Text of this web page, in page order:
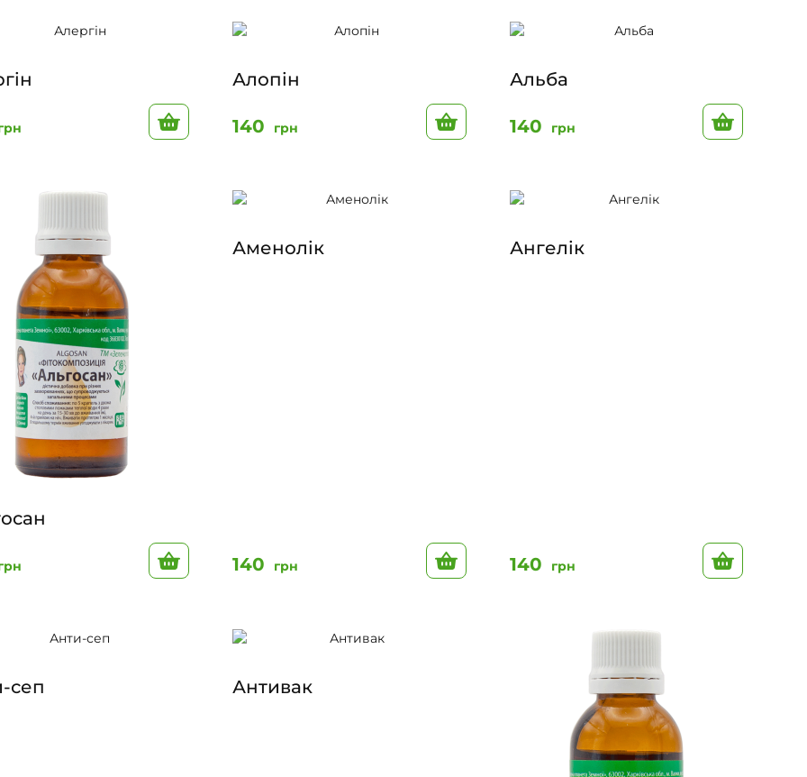
До кошику
Алопін
140 грн До кошику
Альба
140 грн
До кошику
Аменолік
140 грн До кошику
Ангелік
140 грн
сеп Антивак